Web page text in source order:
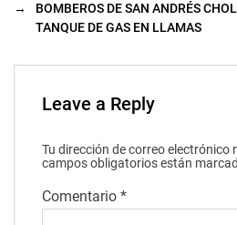
→
BOMBEROS DE SAN ANDRÉS
TANQUE DE GAS EN LLAMAS
Leave a Reply
Tu dirección de correo electrónico
campos obligatorios están
Comentario *